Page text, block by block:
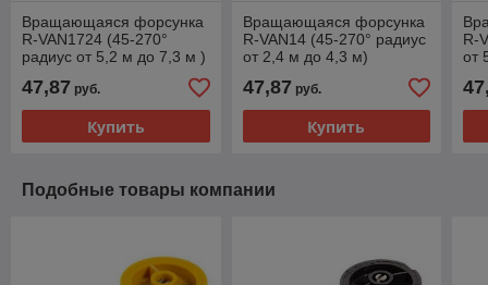
Вращающаяся форсунка
R-VAN1724 (45-270°
радиус от 5,2 м до 7,3 м )
47,87 руб.
Купить
Вращающаяся форсунка
R-VAN14 (45-270° радиус
от 2,4 м до 4,3 м)
47,87 руб.
Купить
R-
от
Подобные товары компании